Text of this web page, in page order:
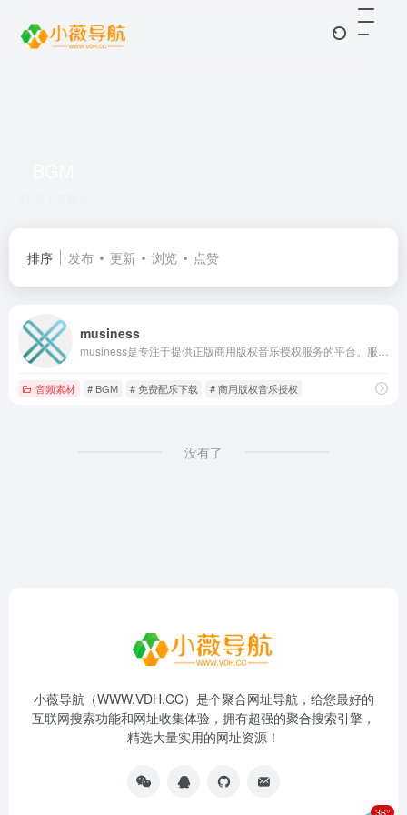
排序 发布 更新 浏览 点赞
musiness
音频素材 # BGM # 免费配乐下载 # 商用版权音乐授权
没有了
小薇导航（WWW.VDH.CC）是个聚合网址导航，给您最好的
互联网搜索功能和网址收集体验，拥有超强的聚合搜索引擎，
精选大量实用的网址资源！